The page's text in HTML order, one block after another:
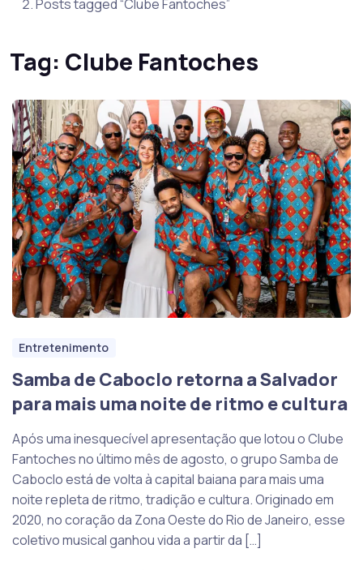
Posts tagged “Clube Fantoches”
Tag: Clube Fantoches
Entretenimento
Samba de Caboclo retorna a Salvador
para mais uma noite de ritmo e cultura
Após uma inesquecível apresentação que lotou o Clube
Fantoches no último mês de agosto, o grupo Samba de
Caboclo está de volta à capital baiana para mais uma
noite repleta de ritmo, tradição e cultura. Originado em
2020, no coração da Zona Oeste do Rio de Janeiro, esse
coletivo musical ganhou vida a partir da […]